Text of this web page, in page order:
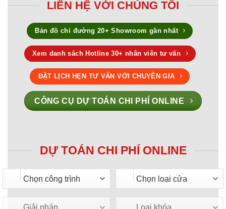
LIÊN HỆ VỚI CHÚNG TÔI
Bản đồ chỉ đường 20+ Showroom gần nhất
Xem danh sách Hotline 30+ nhân viên tư vấn
ĐẶT LỊCH HẸN TƯ VẤN VỚI CHUYÊN GIA
CÔNG CỤ DỰ TOÁN CHI PHÍ ONLINE
DỰ TOÁN CHI PHÍ ONLINE